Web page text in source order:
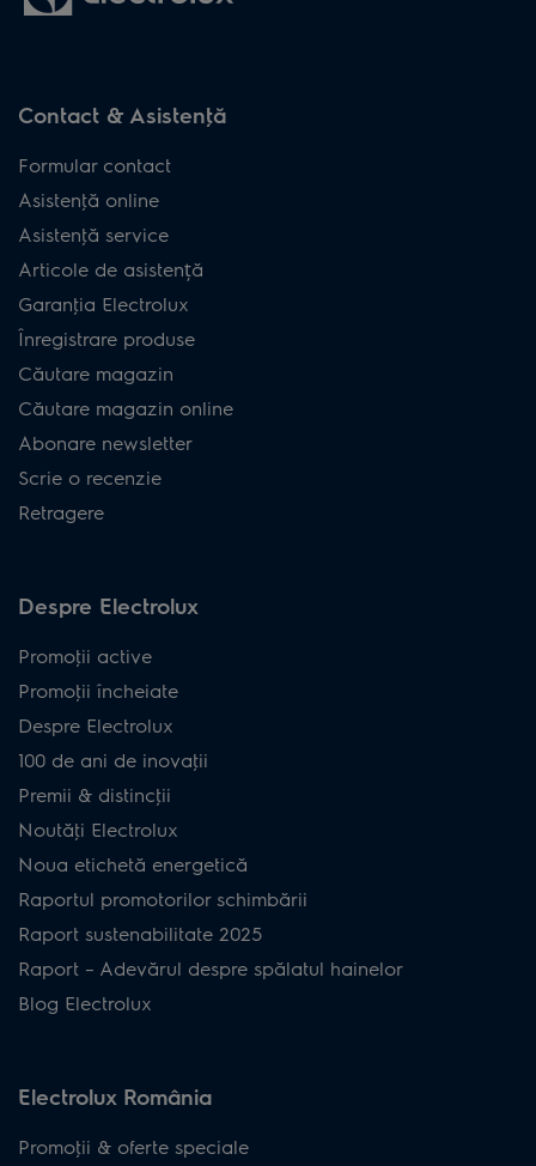
Contact & Asistenţă
Formular contact
Asistenţă online
Asistenţă service
Articole de asistență
Garanţia Electrolux
Înregistrare produse
Căutare magazin
Căutare magazin online
Abonare newsletter
Scrie o recenzie
Retragere
Despre Electrolux
Promoţii active
Promoţii încheiate
Despre Electrolux
100 de ani de inovaţii
Premii & distincţii
Noutăţi Electrolux
Noua etichetă energetică
Raportul promotorilor schimbării
Raport sustenabilitate 2025
Raport – Adevărul despre spălatul hainelor
Blog Electrolux
Electrolux România
Promoţii & oferte speciale